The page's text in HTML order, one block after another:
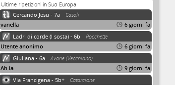
Ultime ripetizioni in Sud Europa
Cercando Jesu - 7a
Casoli
vanella
6 giorni fa
Ladri di corde (I sosta) - 6b
Rocchette
Utente anonimo
6 giorni fa
Giuliana - 6a
Avane (Vecchiano)
Ah.ia
9 giorni fa
Via Francigena - 5b+
Catarcione